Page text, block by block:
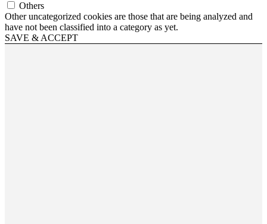
Others
Other uncategorized cookies are those that are being analyzed and
have not been classified into a category as yet.
SAVE & ACCEPT